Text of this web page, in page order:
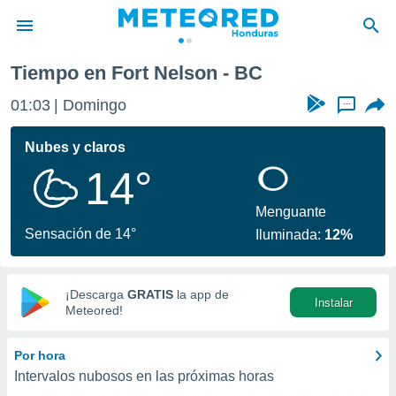
de
ha sido
calidad.
a este
las
y
digital
basada
Tiempo en Fort Nelson - BC
01:03 Domingo ...
Nubes y claros
14°
Sensación de 14°
Menguante
Iluminada: 12%
¡Descarga GRATIS la app de
Meteored!
Instalar
Por hora
Intervalos nubosos en las próximas horas